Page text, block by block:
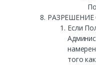
Если
того